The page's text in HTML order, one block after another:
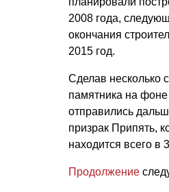
2008 года,
окончания
2015 год.
Сделав несколько
памятника на
отправились
призрак Припять,
находится всего в
Продолжение